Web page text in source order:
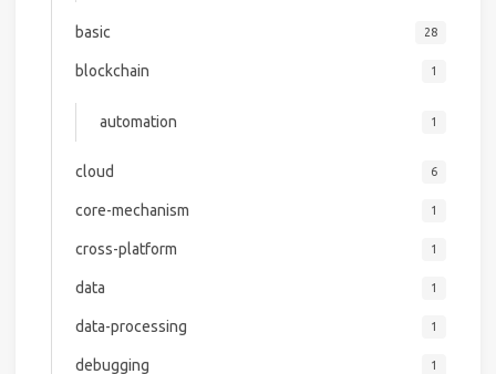
basic 28
blockchain 1
automation 1
cloud 6
core-mechanism 1
cross-platform 1
data 1
data-processing 1
debugging 1